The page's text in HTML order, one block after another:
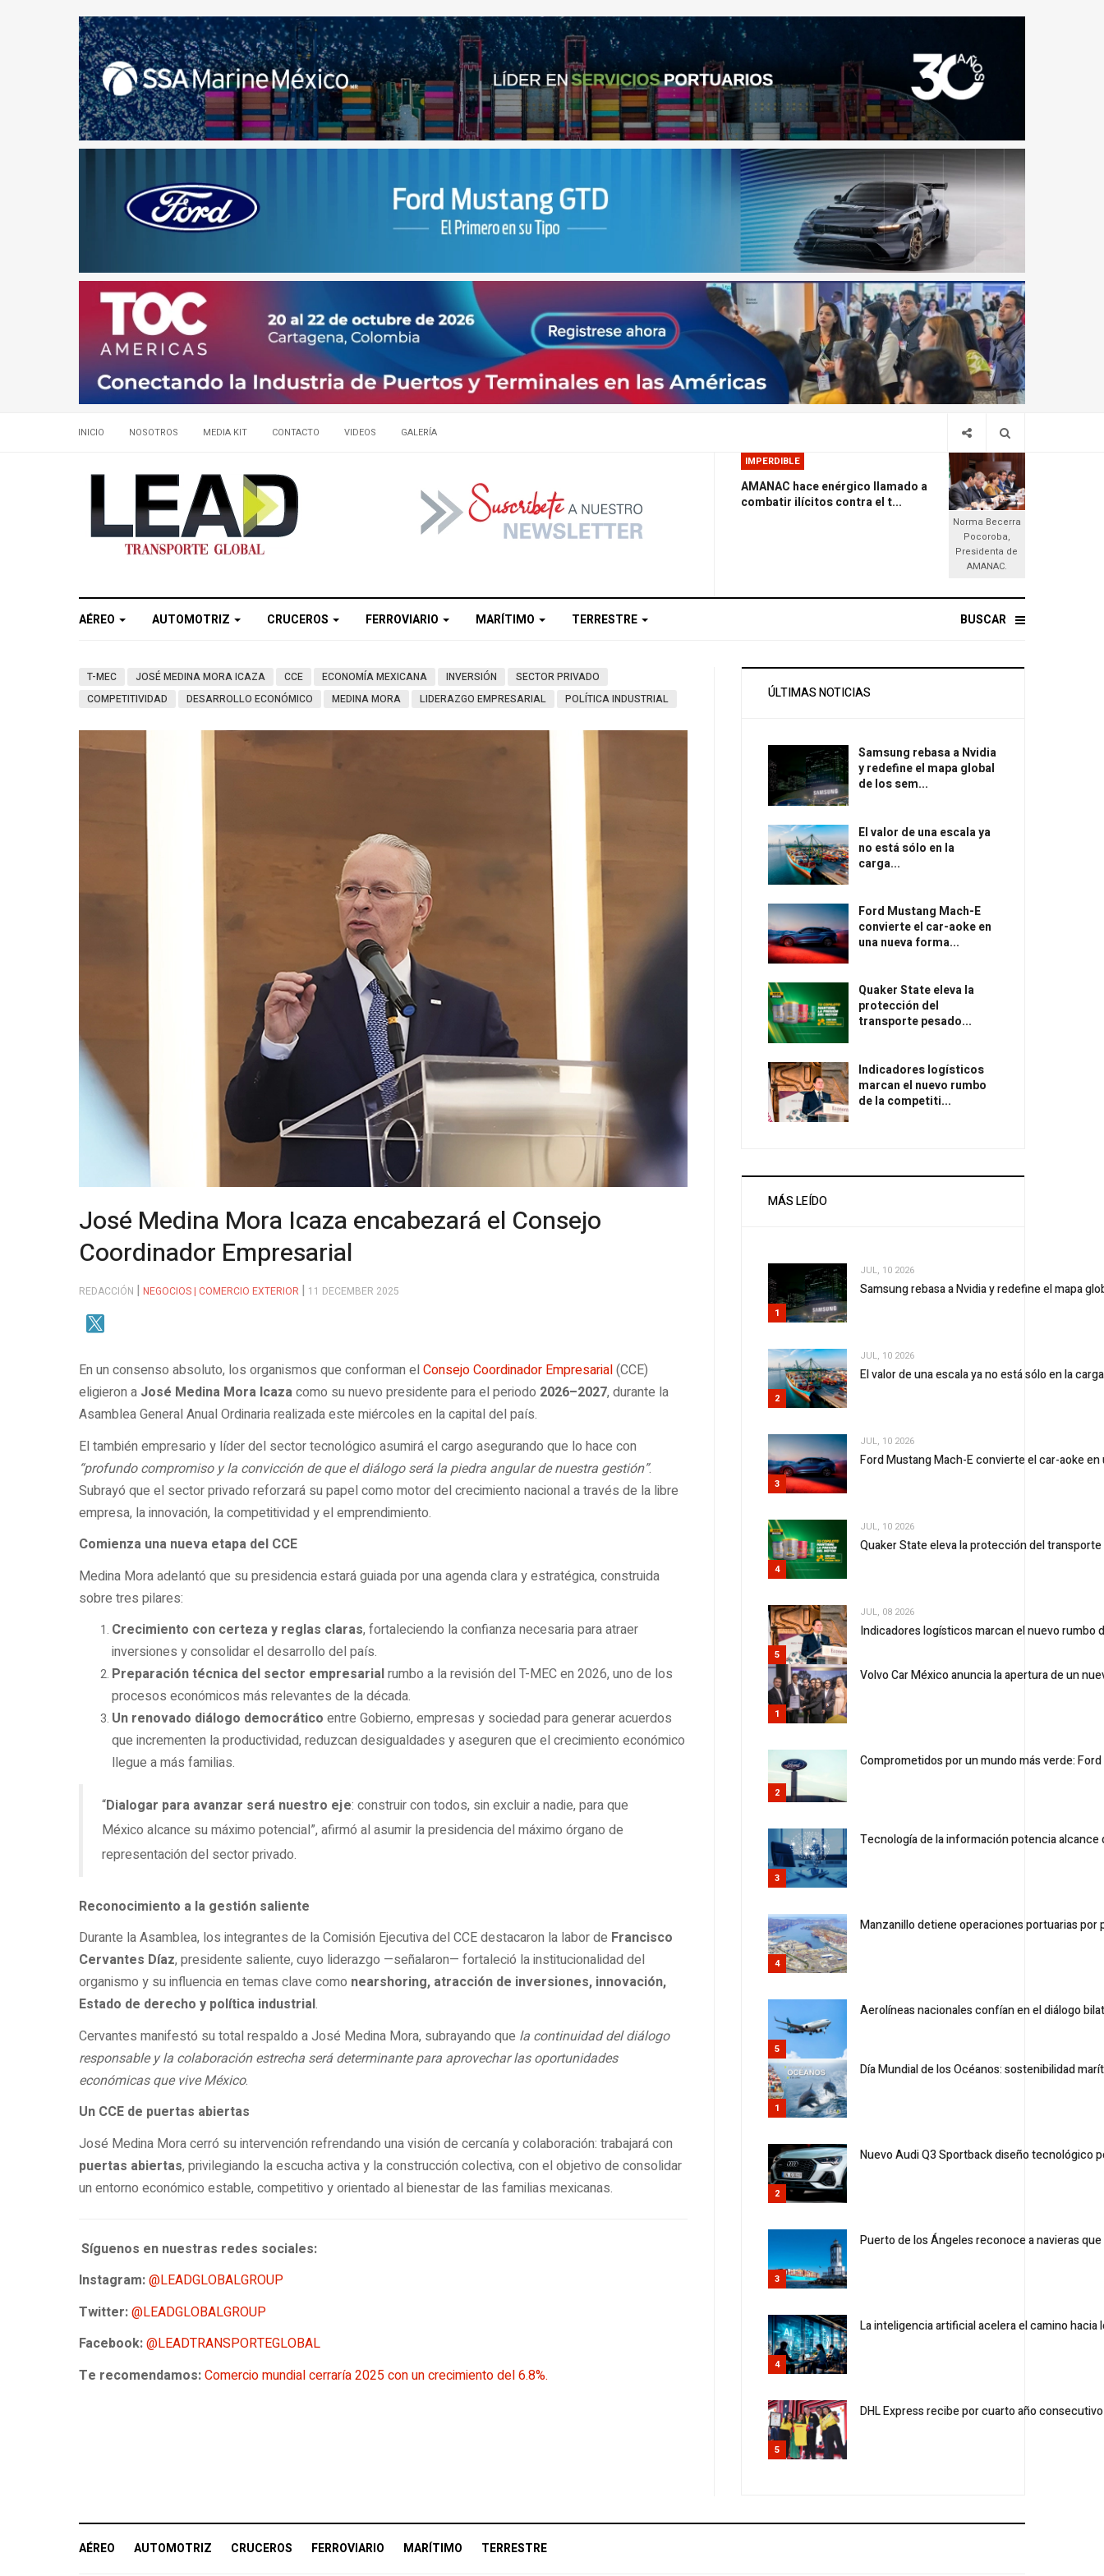
INICIO NOSOTROS MEDIA KIT CONTACTO VIDEOS GALERÍA
IMPERDIBLE
AMANAC hace enérgico llamado a
combatir ilícitos contra el t...
Norma Becerra
Pocoroba,
Presidenta de
AMANAC.
AÉREO AUTOMOTRIZ CRUCEROS FERROVIARIO MARÍTIMO TERRESTRE BUSCAR
T-MEC JOSÉ MEDINA MORA ICAZA CCE ECONOMÍA MEXICANA INVERSIÓN
SECTOR PRIVADO
COMPETITIVIDAD
DESARROLLO ECONÓMICO MEDINA MORA LIDERAZGO EMPRESARIAL POLÍTICA INDUSTRIAL
José Medina Mora Icaza encabezará el Consejo
Coordinador Empresarial
REDACCIÓN NEGOCIOS | COMERCIO EXTERIOR 11 DECEMBER 2025
En un consenso absoluto, los organismos que conforman el Consejo Coordinador Empresarial(CCE)
eligieron a José Medina Mora Icazacomo su nuevo presidente para el periodo 2026–2027, durante la
Asamblea General Anual Ordinaria realizada este miércoles en la capital del país.
El también empresario y líder del sector tecnológico asumirá el cargo asegurando que lo hace con
“profundo compromiso y la convicción de que el diálogo será la piedra angular de nuestra gestión”.
Subrayó que el sector privado reforzará su papel como motor del crecimiento nacional a través de la libre
empresa, la innovación, la competitividad y el emprendimiento.
Comienza una nueva etapa del CCE
Medina Mora adelantó que su presidencia estará guiada por una agenda clara y estratégica, construida
sobre tres pilares:
Crecimiento con certeza y reglas claras, fortaleciendo la confianza necesaria para atraer
inversiones y consolidar el desarrollo del país.
Preparación técnica del sector empresarialrumbo a la revisión del T-MEC en 2026, uno de los
procesos económicos más relevantes de la década.
Un renovado diálogo democrático entre Gobierno, empresas y sociedad para generar acuerdos
que incrementen la productividad, reduzcan desigualdades y aseguren que el crecimiento económico
llegue a más familias.
“Dialogar para avanzar será nuestro eje: construir con todos, sin excluir a nadie, para que
México alcance su máximo potencial”, afirmó al asumir la presidencia del máximo órgano de
representación del sector privado.
Reconocimiento a la gestión saliente
Durante la Asamblea, los integrantes de la Comisión Ejecutiva del CCE destacaron la labor de Francisco
Cervantes Díaz, presidente saliente, cuyo liderazgo —señalaron— fortaleció la institucionalidad del
organismo y su influencia en temas clave como nearshoring, atracción de inversiones, innovación,
Estado de derecho y política industrial.
Cervantes manifestó su total respaldo a José Medina Mora, subrayando que la continuidad del diálogo
responsable y la colaboración estrecha será determinante para aprovechar las oportunidades
económicas que vive México.
Un CCE de puertas abiertas
José Medina Mora cerró su intervención refrendando una visión de cercanía y colaboración: trabajará con
puertas abiertas, privilegiando la escucha activa y la construcción colectiva, con el objetivo de consolidar
un entorno económico estable, competitivo y orientado al bienestar de las familias mexicanas.
Síguenos en nuestras redes sociales:
Instagram:@LEADGLOBALGROUP
Twitter:@LEADGLOBALGROUP
Facebook:@LEADTRANSPORTEGLOBAL
Te recomendamos:Comercio mundial cerraría 2025 con un crecimiento del 6.8%.
ÚLTIMAS NOTICIAS
Samsung rebasa a Nvidia
y redefine el mapa global
de los sem...
El valor de una escala ya
no está sólo en la
carga...
Ford Mustang Mach-E
convierte el car-aoke en
una nueva forma...
Quaker State eleva la
protección del
transporte pesado...
Indicadores logísticos
marcan el nuevo rumbo
de la competiti...
MÁS LEÍDO
1
JUL, 10 2026
Samsung rebasa a Nvidia y redefine el mapa
2
JUL, 10 2026
El valor de una escala ya no está sólo en la carga
3
JUL, 10 2026
Ford Mustang Mach-E convierte el car-aoke
4
JUL, 10 2026
Quaker State eleva la protección del
5
JUL, 08 2026
Indicadores logísticos marcan el nuevo rumbo
1
Volvo Car México anuncia la apertura de un
2
Comprometidos por un mundo más verde:
3
Tecnología de la información potencia alcance
4
Manzanillo detiene operaciones portuarias por
5
Aerolíneas nacionales confían en el diálogo
1
Día Mundial de los Océanos: sostenibilidad
2
Nuevo Audi Q3 Sportback diseño tecnológico
3
Puerto de los Ángeles reconoce a navieras
4
La inteligencia artificial acelera el camino hacia
5
DHL Express recibe por cuarto año
AÉREO AUTOMOTRIZ CRUCEROS FERROVIARIO MARÍTIMO TERRESTRE